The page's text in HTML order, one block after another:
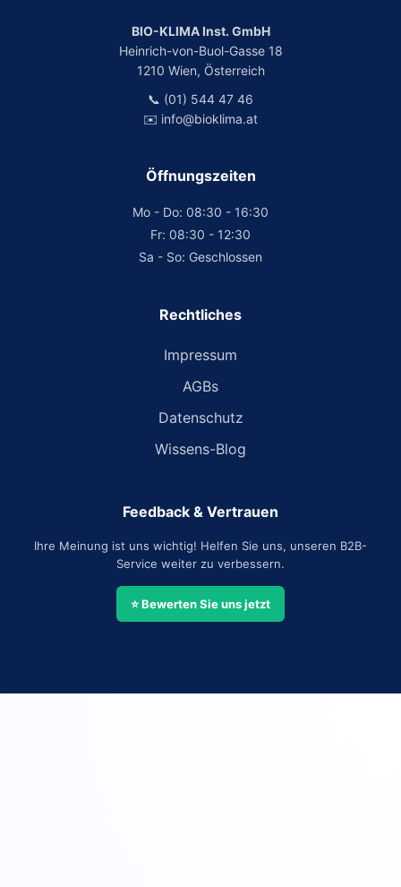
BIO-KLIMA Inst. GmbH
Heinrich-von-Buol-Gasse 18
1210 Wien, Österreich
📞 (01) 544 47 46
✉️ info@bioklima.at
Öffnungszeiten
Mo - Do: 08:30 - 16:30
Fr: 08:30 - 12:30
Sa - So: Geschlossen
Rechtliches
Impressum
AGBs
Datenschutz
Wissens-Blog
Feedback & Vertrauen
Ihre Meinung ist uns wichtig! Helfen Sie uns, unseren B2B-
Service weiter zu verbessern.
⭐ Bewerten Sie uns jetzt